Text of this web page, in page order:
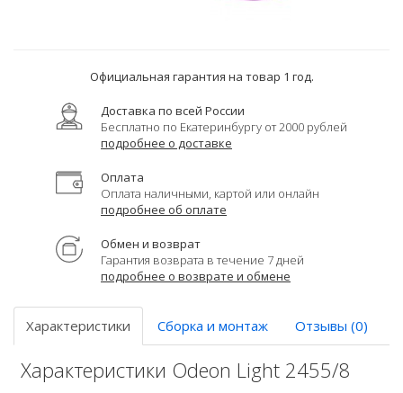
Официальная гарантия на товар 1 год.
Доставка по всей России
Бесплатно по Екатеринбургу от 2000 рублей
подробнее о доставке
Оплата
Оплата наличными, картой или онлайн
подробнее об оплате
Обмен и возврат
Гарантия возврата в течение 7 дней
подробнее о возврате и обмене
Характеристики Сборка и монтаж Отзывы (0)
Характеристики Odeon Light 2455/8